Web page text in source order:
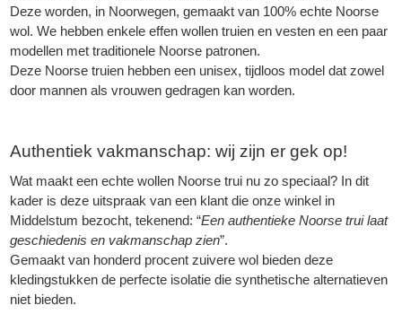
Deze worden, in Noorwegen, gemaakt van 100% echte Noorse
wol. We hebben enkele effen wollen truien en vesten en een paar
modellen met traditionele Noorse patronen.
Deze Noorse truien hebben een unisex, tijdloos model dat zowel
door mannen als vrouwen gedragen kan worden.
Authentiek vakmanschap: wij zijn er gek op!
Wat maakt een echte wollen Noorse trui nu zo speciaal? In dit
kader is deze uitspraak van een klant die onze winkel in
Middelstum bezocht, tekenend: “Een authentieke Noorse trui laat
geschiedenis en vakmanschap zien”.
Gemaakt van honderd procent zuivere wol bieden deze
kledingstukken de perfecte isolatie die synthetische alternatieven
niet bieden.